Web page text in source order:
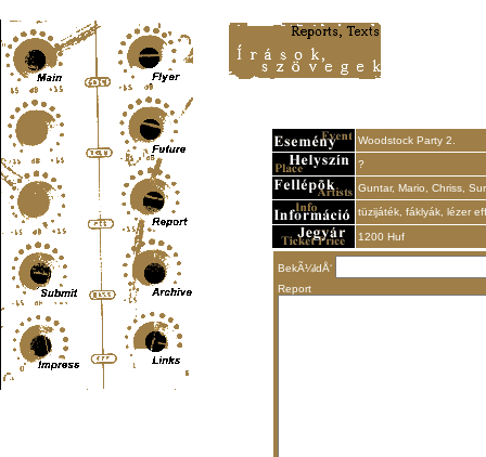
Woodstock Party 2.
?
Guntar, Mario, Chriss,
tüzijáték, fáklyák, lézer
1200 Huf
BekÃ¼ldÅ‘
Report